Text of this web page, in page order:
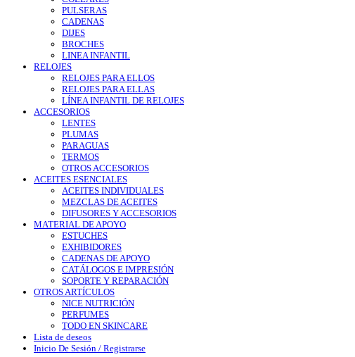
PULSERAS
CADENAS
DIJES
BROCHES
LINEA INFANTIL
RELOJES
RELOJES PARA ELLOS
RELOJES PARA ELLAS
LÍNEA INFANTIL DE RELOJES
ACCESORIOS
LENTES
PLUMAS
PARAGUAS
TERMOS
OTROS ACCESORIOS
ACEITES ESENCIALES
ACEITES INDIVIDUALES
MEZCLAS DE ACEITES
DIFUSORES Y ACCESORIOS
MATERIAL DE APOYO
ESTUCHES
EXHIBIDORES
CADENAS DE APOYO
CATÁLOGOS E IMPRESIÓN
SOPORTE Y REPARACIÓN
OTROS ARTÍCULOS
NICE NUTRICIÓN
PERFUMES
TODO EN SKINCARE
Lista de deseos
Inicio De Sesión / Registrarse